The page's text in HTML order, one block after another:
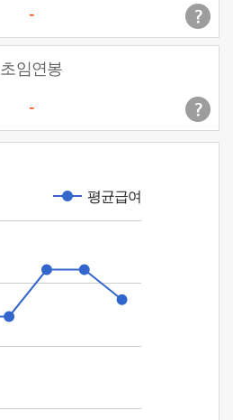
-
초임연봉
-
평균급여